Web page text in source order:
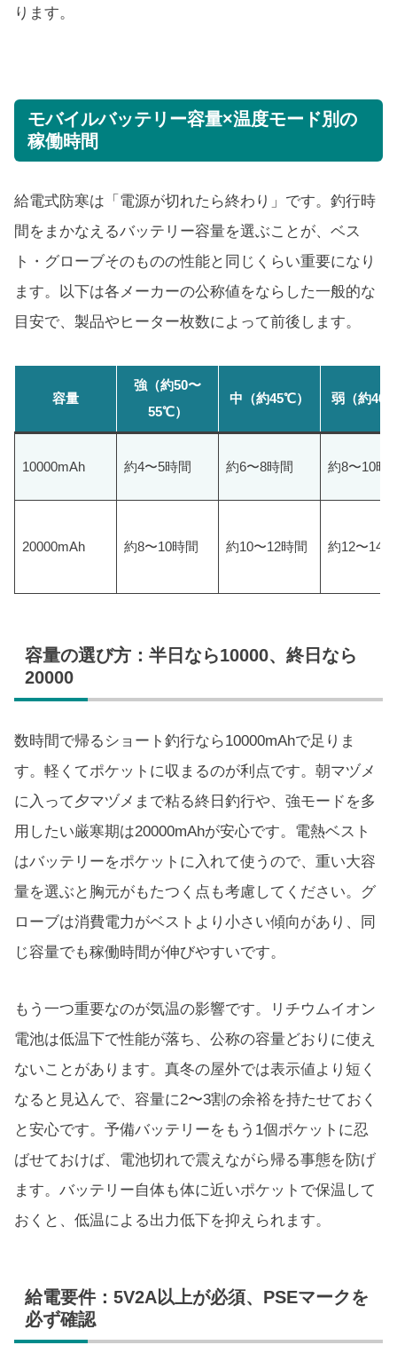
ります。
モバイルバッテリー容量×温度モード別の
稼働時間
給電式防寒は「電源が切れたら終わり」です。釣行時
間をまかなえるバッテリー容量を選ぶことが、ベス
ト・グローブそのものの性能と同じくらい重要になり
ます。以下は各メーカーの公称値をならした一般的な
目安で、製品やヒーター枚数によって前後します。
容量
強（約50〜
55℃）
中（約45℃） 弱（約
10000mAh 約4〜5時間 約6〜8時間 約8〜10時
20000mAh 約8〜10時間 約10〜12時間 約12〜14
容量の選び方：半日なら10000、終日なら
20000
数時間で帰るショート釣行なら10000mAhで足りま
す。軽くてポケットに収まるのが利点です。朝マヅメ
に入って夕マヅメまで粘る終日釣行や、強モードを多
用したい厳寒期は20000mAhが安心です。電熱ベスト
はバッテリーをポケットに入れて使うので、重い大容
量を選ぶと胸元がもたつく点も考慮してください。グ
ローブは消費電力がベストより小さい傾向があり、同
じ容量でも稼働時間が伸びやすいです。
もう一つ重要なのが気温の影響です。リチウムイオン
電池は低温下で性能が落ち、公称の容量どおりに使え
ないことがあります。真冬の屋外では表示値より短く
なると見込んで、容量に2〜3割の余裕を持たせておく
と安心です。予備バッテリーをもう1個ポケットに忍
ばせておけば、電池切れで震えながら帰る事態を防げ
ます。バッテリー自体も体に近いポケットで保温して
おくと、低温による出力低下を抑えられます。
給電要件：5V2A以上が必須、PSEマークを
必ず確認